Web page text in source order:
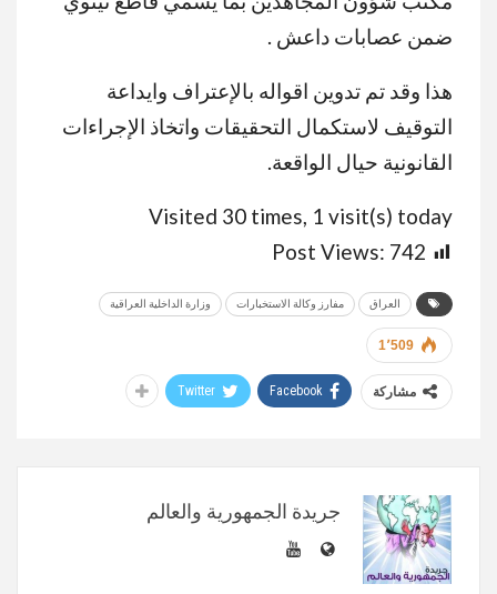
ضمن عصابات داعش .
هذا وقد تم تدوين اقواله بالإعتراف وايداعة
التوقيف لاستكمال التحقيقات واتخاذ الإجراءات
القانونية حيال الواقعة.
Visited 30 times, 1 visit(s) today
Post Views: 742
العراق مفارز وكالة الاستخبارات وزارة الداخلية العراقية
1٬509
مشاركة Facebook
Twitter
جريدة الجمهورية والعالم